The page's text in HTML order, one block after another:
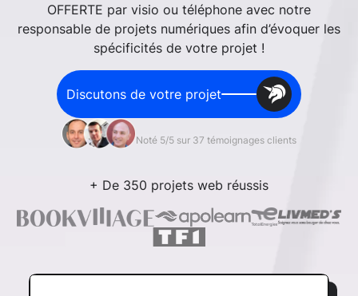
OFFERTE par visio ou téléphone avec notre
responsable de projets numériques afin d’évoquer les
spécificités de votre projet !
Discutons de votre projet
Noté 5/5 sur 37 témoignages clients
+ De 350 projets web réussis